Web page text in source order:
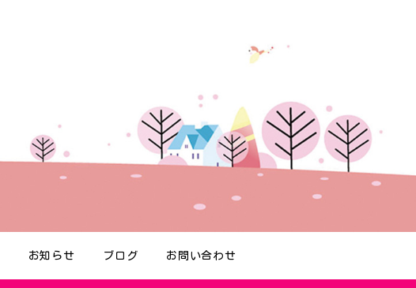
お知らせ ブログ お問い合わせ